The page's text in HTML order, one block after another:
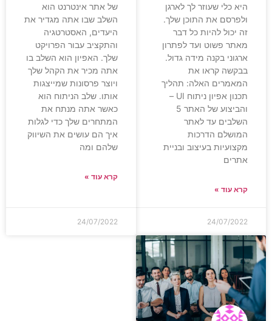
היא כלי שעוזר לך לארגן
ולפרסם את התוכן שלך.
זה יכול להיות כל דבר
מאתר פשוט ועד לפתרון
ארגוני בקנה מידה גדול.
בבקשה קראו את
המאמרים האלה: תהליך
תכנון אפיון ניתוח UI –
והביצוע של האתר 5
השלבים עד לאתר
המושלם הדרכות
מקצועיות בעיצוב ובניית
אתרים
קרא עוד »
24/07/2022
של אתר אינטרנט הוא
השלב שבו אתה מגדיר את
היעדים, האסטרטגיה
והתקציב עבור הפרויקט
שלך. האפיון הוא השלב בו
אתה מכיר את הקהל שלך
ויוצר פרסונות שמייצגות
אותו. שלב הניתוח הוא
כאשר אתה מנתח את
המתחרים שלך כדי לגלות
איך הם עושים את השיווק
שלהם ומה
קרא עוד »
24/07/2022